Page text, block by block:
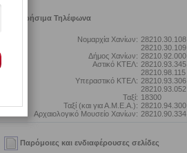
Χρήσιμα Τηλέφωνα
Νομαρχία Χανίων:
Δήμος Χανίων:
Αστικό ΚΤΕΛ:
Υπεραστικό ΚΤΕΛ:
Ταξί:
Ταξί (και για Α.Μ.Ε.Α.):
Αρχαιολογικό Μουσείο Χανίων:
28210.30.108
28210.30.109
28210.92.000
28210.93.345
28210.98.115
28210.93.306
28210.93.052
18300
28210.94.300
28210.90.334
Παρόμοιες και ενδιαφέρουσες σελίδες